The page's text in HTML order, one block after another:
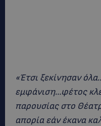
«Έτσι ξεκίνησαν
εμφάνιση…φέτος
παρουσίας στο
απορία εάν έκανα